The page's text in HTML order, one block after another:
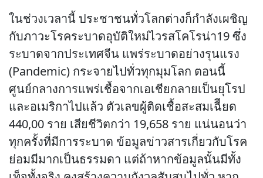
ในช่วงเวลานี้ ประชาชนทั่วโลกต่างก็กำลังเผชิญ
กับภาวะโรคระบาดอุบัติใหม่ไวรสโคโรน่า19 ซึ่ง
ระบาดจากประเทศจีน แพร่ระบาดอย่างรุนแรง
(Pandemic) กระจายไปทั่วทุกมุมโลก ตอนนี้
ศูนย์กลางการแพร่เชื้อจากเอเชียกลายเป็นยุโรป
และอเมริกาไปแล้ว ตัวเลขผู้ติดเชื้อสะสมเฉีียด
440,00 ราย เสียชีวิตกว่า 19,658 ราย แน่นอนว่า
ทุกครั้งที่มีการระบาด ข้อมูลข่าวสารเกี่ยวกับโรค
ย่อมมีมากเป็นธรรมดา แต่ถ้าหากข้อมูลนั้นมีทั้ง